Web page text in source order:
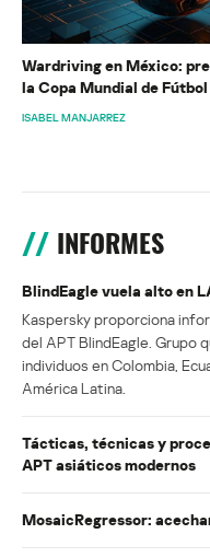
Wardriving en México:
la Copa Mundial de Fútbol
ISABEL MANJARREZ
INFORMES
BlindEagle vuela alto en
Kaspersky proporciona
del APT BlindEagle. Grupo
individuos en Colombia,
América Latina.
Tácticas, técnicas y
APT asiáticos modernos
MosaicRegressor: